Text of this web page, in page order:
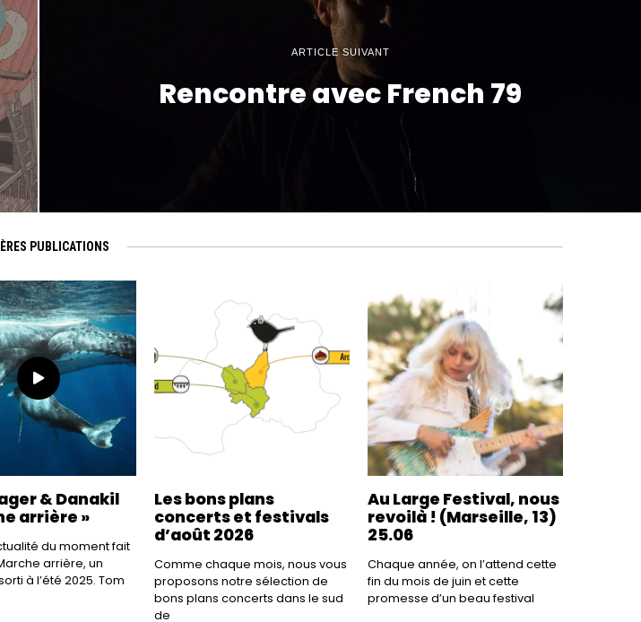
ARTICLE SUIVANT
Rencontre avec French 79
PUBLICATIONS
& Danakil
arrière »
du moment fait
arrière, un
à l’été 2025. Tom
Les bons plans
concerts et festivals
d’août 2026
Comme chaque mois, nous vous
proposons notre sélection de
bons plans concerts dans le sud
de
Au Large Festival, nous
revoilà ! (Marseille, 13)
25.06
Chaque année, on l’attend cette
fin du mois de juin et cette
promesse d’un beau festival